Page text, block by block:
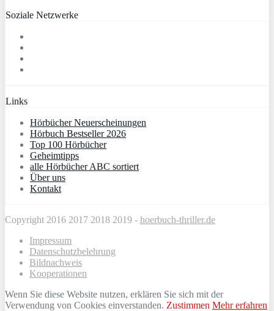
Soziale Netzwerke
Links
Hörbücher Neuerscheinungen
Hörbuch Bestseller 2026
Top 100 Hörbücher
Geheimtipps
alle Hörbücher ABC sortiert
Über uns
Kontakt
Copyright 2016 2017 2018 2019 - hoerbuch-thriller.de
Impressum
Datenschutzbelehrung
Bildnachweis
Kooperationen
Wenn Sie diese Website nutzen, erklären Sie sich mit der
Verwendung von Cookies einverstanden. Zustimmen Mehr erfahren